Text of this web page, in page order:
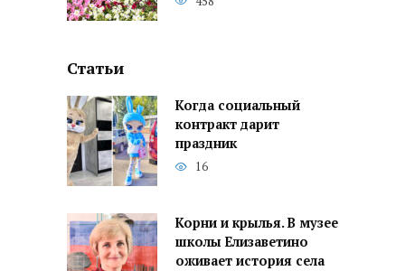
Статьи
Когда социальный
контракт дарит
праздник
16
Корни и крылья. В музее
школы Елизаветино
оживает история села